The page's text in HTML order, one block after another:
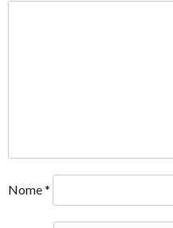
Nome*